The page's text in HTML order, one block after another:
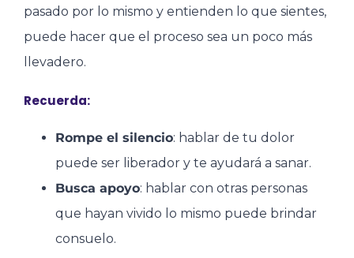
pasado por lo mismo y entienden lo que sientes,
puede hacer que el proceso sea un poco más
llevadero.
Recuerda:
Rompe el silencio: hablar de tu dolor
puede ser liberador y te ayudará a sanar.
Busca apoyo: hablar con otras personas
que hayan vivido lo mismo puede brindar
consuelo.